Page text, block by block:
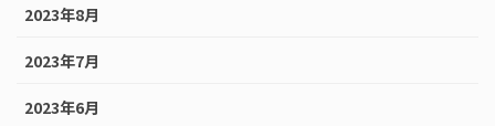
2023年8月
2023年7月
2023年6月